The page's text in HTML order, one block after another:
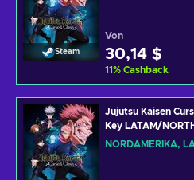
Steam
Von
30,14 $
11% Cashback
Jujutsu Kaisen
Key LATAM/
NORDAMERIKA,